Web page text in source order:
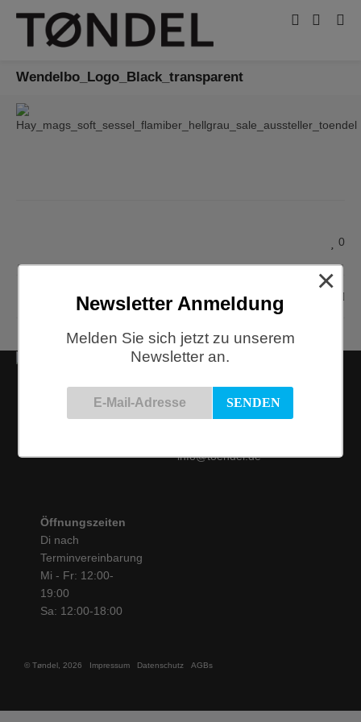
Wendelbo_Logo_Black_transparent
0
Siemensstraße 9
50825 Köln
Tel.: 0221 / 16 99 61
info@toendel.de
Öffnungszeiten
Di nach
Terminvereinbarung
Mi - Fr: 12:00-
19:00
Sa: 12:00-18:00
© Tøndel, 2026 Impressum Datenschutz AGBs
Newsletter Anmeldung
Melden Sie sich jetzt zu unserem
Newsletter an.
×